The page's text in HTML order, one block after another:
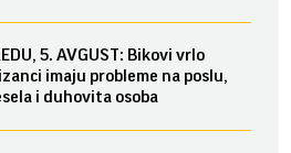
5. AVGUST: Bikovi vrlo
imaju probleme na poslu,
i duhovita osoba